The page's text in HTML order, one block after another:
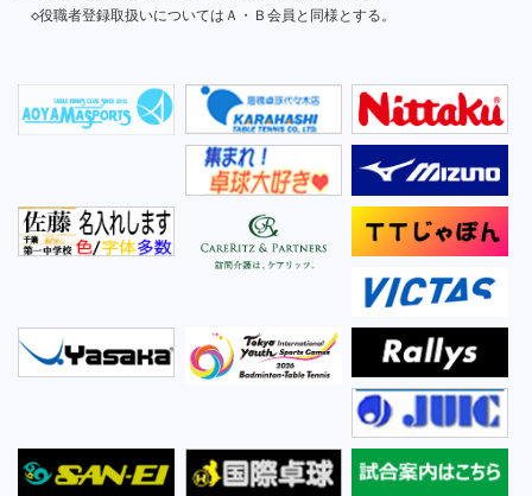
◇役職者登録取扱いについてはＡ・Ｂ会員と同様とする。